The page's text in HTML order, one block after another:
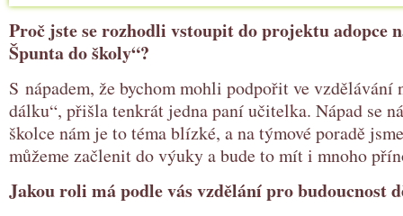
Proč jste se rozhodli vstoupit do projektu adopce
Špunta do školy“?
S nápadem, že bychom mohli podpořit ve vzdělávání
dálku“, přišla tenkrát jedna paní učitelka. Nápad se
školce nám je to téma blízké, a na týmové poradě
můžeme začlenit do výuky a bude to mít i mnoho
Jakou roli má podle vás vzdělání pro budoucnost